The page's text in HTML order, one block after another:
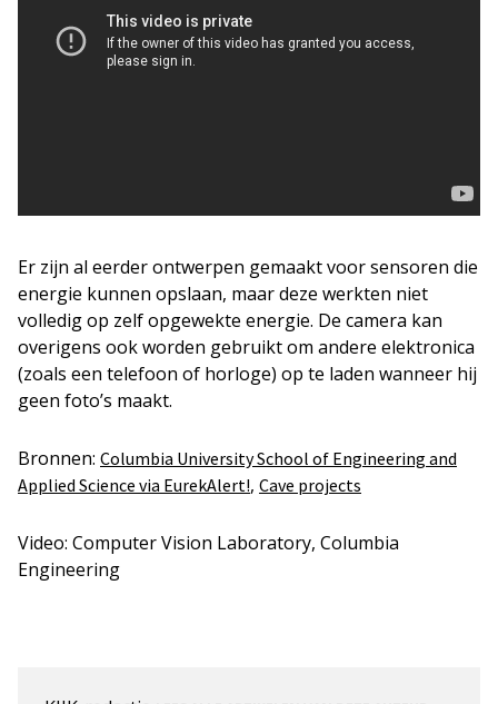
Er zijn al eerder ontwerpen gemaakt voor sensoren die
energie kunnen opslaan, maar deze werkten niet
volledig op zelf opgewekte energie. De camera kan
overigens ook worden gebruikt om andere elektronica
(zoals een telefoon of horloge) op te laden wanneer hij
geen foto’s maakt.
Bronnen: Columbia University School of Engineering and
Applied Science via EurekAlert!, Cave projects
Video: Computer Vision Laboratory, Columbia
Engineering